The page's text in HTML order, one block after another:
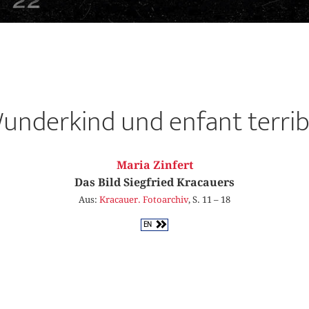
und enfant
Maria Zinfert
Das Bild Siegfried Kracauers
Aus: Kracauer. Fotoarchiv, S. 11 – 18
EN